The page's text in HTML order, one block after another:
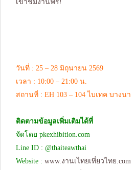
เข้าชมงานฟรี!
วันที่ : 25 – 28 มิถุนายน 2569
เวลา : 10:00 – 21:00 น.
สถานที่ : EH 103 – 104 ไบเทค บางนา
ติดตามข้อมูลเพิ่มเติมได้ที่
จัดโดย pkexhibition.com​​
Line ID : @thaiteawthai
Website : www.งานเไทยเที่ยวไทย.com